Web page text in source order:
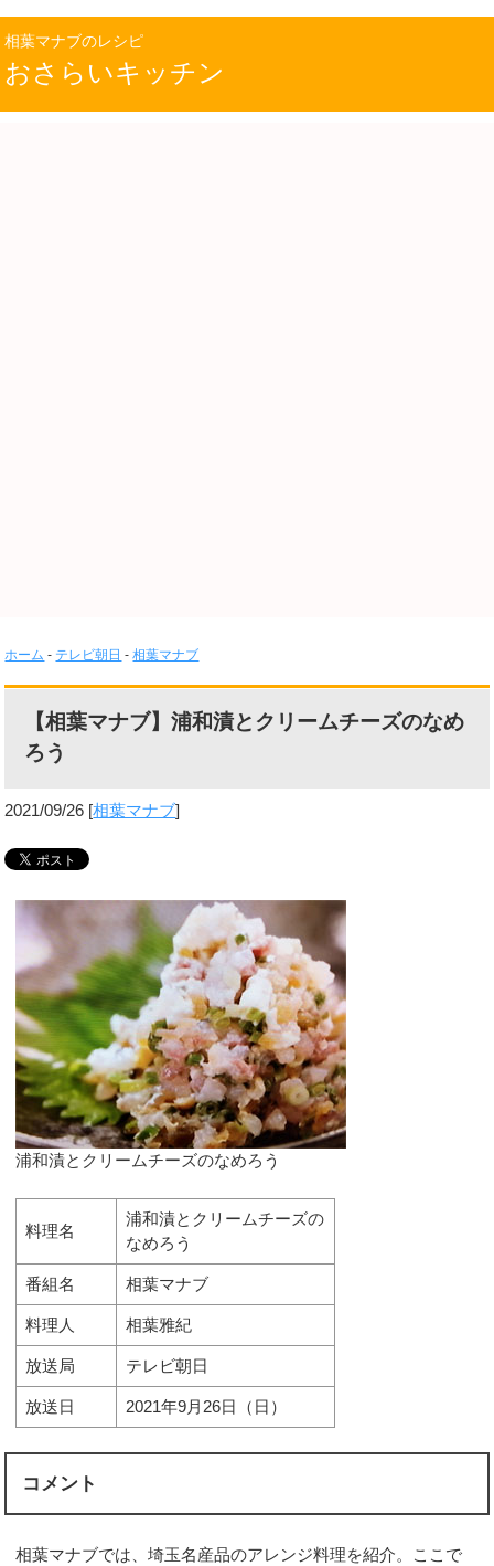
相葉マナブのレシピ
おさらいキッチン
ホーム - テレビ朝日 -相葉マナブ
【相葉マナブ】浦和漬とクリームチーズのなめ
ろう
2021/09/26 [相葉マナブ]
浦和漬とクリームチーズのなめろう
料理名
浦和漬とクリームチーズの
なめろう
番組名 相葉マナブ
料理人 相葉雅紀
放送局 テレビ朝日
放送日 2021年9月26日（日）
コメント
相葉マナブでは、埼玉名産品のアレンジ料理を紹介。ここで